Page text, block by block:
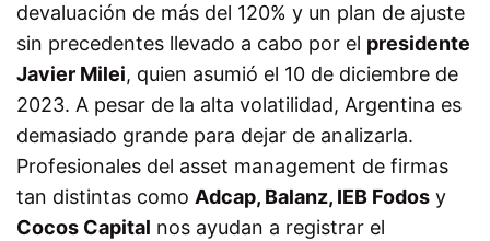
devaluación de más del 120% y un plan de ajuste
sin precedentes llevado a cabo por el presidente
Javier Milei, quien asumió el 10 de diciembre de
2023. A pesar de la alta volatilidad, Argentina es
demasiado grande para dejar de analizarla.
Profesionales del asset management de firmas
tan distintas como Adcap, Balanz, IEB Fodos y
Cocos Capital nos ayudan a registrar el